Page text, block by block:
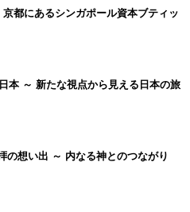
京都にあるシンガポール資本ブティッ
本 ～ 新たな視点から見える日本の旅
の想い出 ～ 内なる神とのつながり